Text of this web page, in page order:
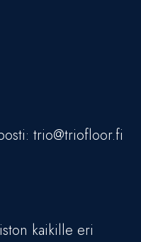
trio@triofloor.fi
kaikille eri